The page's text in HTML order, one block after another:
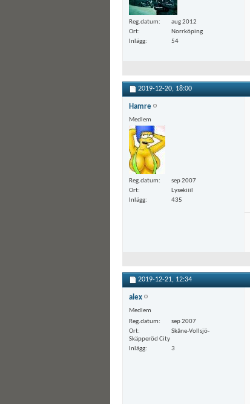
Reg.datum
aug 2012
Ort
Norrköping
Inlägg
54
2019-12-20, 18:00
Hamre
Medlem
Reg.datum
sep 2007
Ort
Lysekiiil
Inlägg
435
2019-12-21, 12:34
alex
Medlem
Reg.datum
sep 2007
Ort
Skåne-Vollsjö-
Skäpperöd City
Inlägg
3